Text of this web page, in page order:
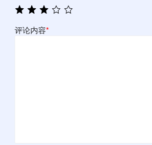
评论内容*